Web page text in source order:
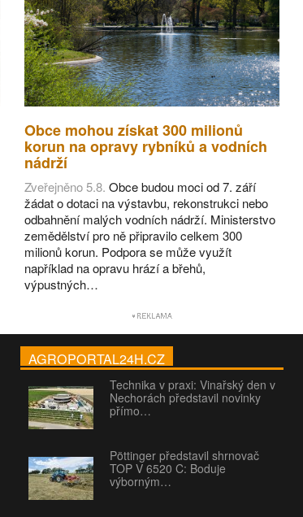
Obce mohou získat 300 milionů
korun na opravy rybníků a vodních
nádrží
Zveřejněno 5.8. Obce budou moci od 7. září
žádat o dotaci na výstavbu, rekonstrukci nebo
odbahnění malých vodních nádrží. Ministerstvo
zemědělství pro ně připravilo celkem 300
milionů korun. Podpora se může využít
například na opravu hrází a břehů,
výpustných…
AGROPORTAL24H.CZ
Technika v praxi: Vinařský den v
Nechorách představil novinky
přímo…
Pöttinger představil shrnovač
TOP V 6520 C: Boduje
výborným…